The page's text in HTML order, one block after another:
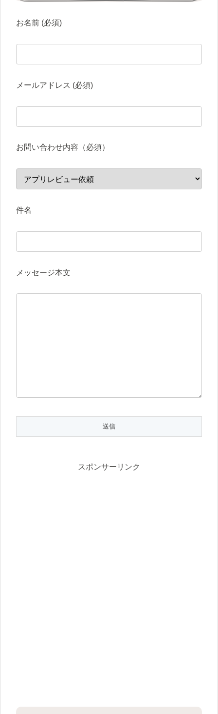
お名前 (必須)
メールアドレス (必須)
お問い合わせ内容（必須）
件名
メッセージ本文
スポンサーリンク